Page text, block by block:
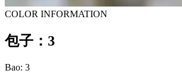
COLOR INFORMATION
包子：3
Bao: 3